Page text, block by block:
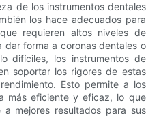
de los instrumentos dentales
los hace adecuados para
requieren altos niveles de
dar forma a coronas dentales o
difíciles, los instrumentos de
soportar los rigores de estas
Esto permite a los
más eficiente y eficaz, lo que
mejores resultados para sus